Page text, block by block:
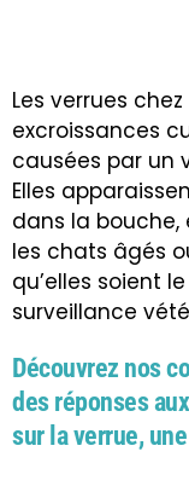
Les verrues
excroissances
causées par un
Elles
dans la
les chats âgés
qu’elles soient
surveillance
Découvrez nos
des réponses
sur la verrue,